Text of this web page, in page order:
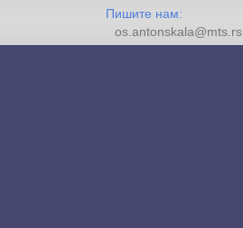
Пишите нам:
os.antonskala@mts.rs